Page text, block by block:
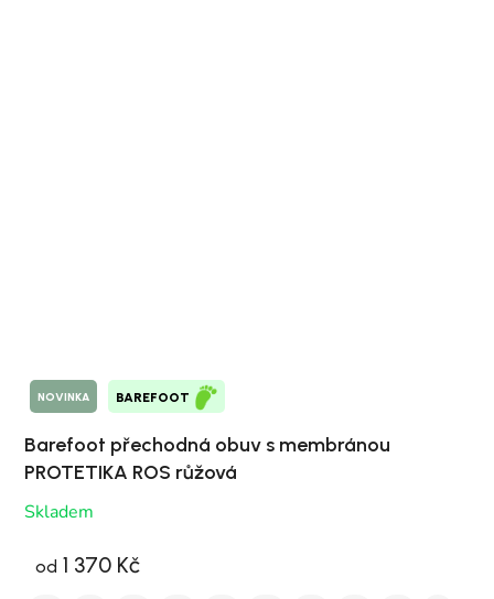
NOVINKA BAREFOOT
Barefoot přechodná obuv s membránou
PROTETIKA ROS růžová
Skladem
od 1 370 Kč